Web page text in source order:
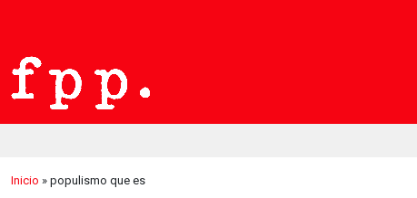
Inicio » populismo que es